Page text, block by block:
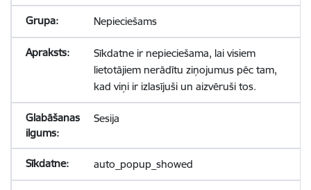
Nepieciešams
Sīkdatne ir nepieciešama, lai visiem
lietotājiem nerādītu ziņojumus pēc tam,
kad viņi ir izlasījuši un aizvēruši tos.
Sesija
auto_popup_showed